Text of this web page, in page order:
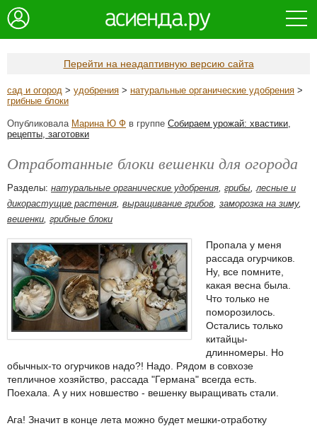
Перейти на неадаптивную версию сайта
сад и огород > удобрения > натуральные органические удобрения >
грибные блоки
Опубликовала Марина Ю Ф в группе Собираем урожай: хвастики,
рецепты, заготовки
Отработанные блоки вешенки для огорода
Разделы: натуральные органические удобрения, грибы,лесные и
дикорастущие растения, выращивание грибов, заморозка на зиму,
вешенки, грибные блоки
Пропала у меня
рассада огурчиков.
Ну, все помните,
какая весна была.
Что только не
поморозилось.
Остались только
китайцы-
длинномеры. Но
обычных-то огурчиков надо?! Надо. Рядом в совхозе
тепличное хозяйство, рассада "Германа" всегда есть.
Поехала. А у них новшество - вешенку выращивать стали.
Ага! Значит в конце лета можно будет мешки-отработку